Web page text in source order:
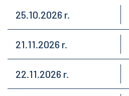
25.10.2026 r.
21.11.2026 r.
22.11.2026 r.